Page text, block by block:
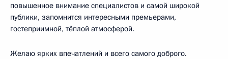
повышенное внимание специалистов и самой широкой
публики, запомнится интересными премьерами,
гостеприимной, тёплой атмосферой.
Желаю ярких впечатлений и всего самого доброго.